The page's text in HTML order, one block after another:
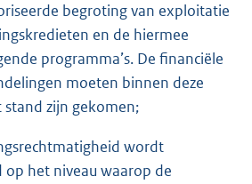
begroting van exploitatie
en de hiermee
programma’s. De financiële
moeten binnen deze
stand zijn gekomen;
wordt
op het niveau waarop de